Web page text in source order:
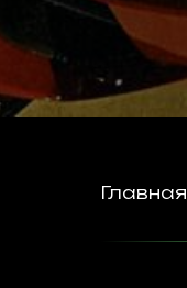
Главная